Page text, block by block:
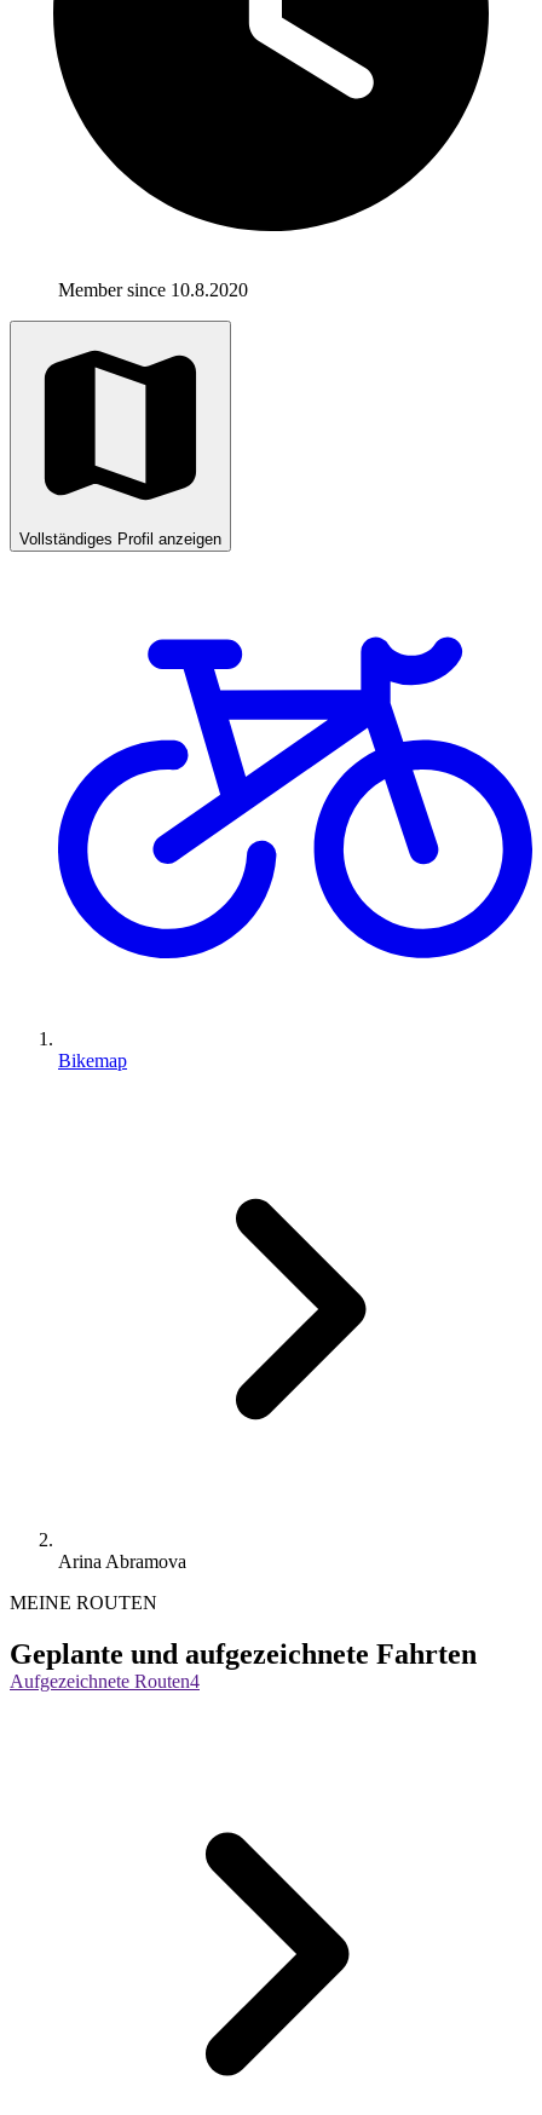
Member since 10.8.2020
Vollständiges Profil anzeigen
Bikemap
Arina Abramova
MEINE ROUTEN
Geplante und aufgezeichnete Fahrten
Aufgezeichnete Routen4